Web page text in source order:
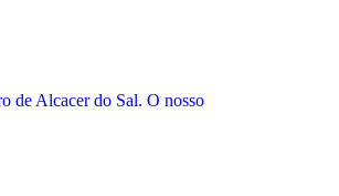
de Alcacer do Sal. O nosso